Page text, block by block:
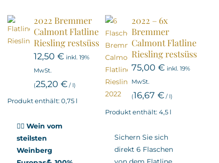
2022 Bremmer
Calmont Flatline
Riesling restsüss
12,50 € inkl. 19%
MwSt.
(25,20 €/ l)
Produkt enthält: 0,75 l
🧗‍♂️ Wein vom
steilsten
Weinberg
2022 – 6x
Bremmer
Calmont Flatline
Riesling restsüss
75,00 € inkl. 19%
MwSt.
(16,67 €/ l)
Produkt enthält: 4,5 l
Sichern Sie sich
direkt 6 Flaschen